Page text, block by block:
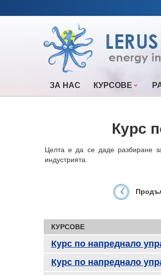
ЗА НАС КУРСОВЕ
Курс
Целта е да се даде разбиране
индустрията.
КУРСОВЕ
Курс по напреднало
Курс по напреднало